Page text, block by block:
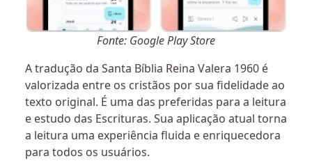
Fonte: Google Play Store
A tradução da Santa Bíblia Reina Valera 1960 é
valorizada entre os cristãos por sua fidelidade ao
texto original. É uma das preferidas para a leitura
e estudo das Escrituras. Sua aplicação atual torna
a leitura uma experiência fluida e enriquecedora
para todos os usuários.